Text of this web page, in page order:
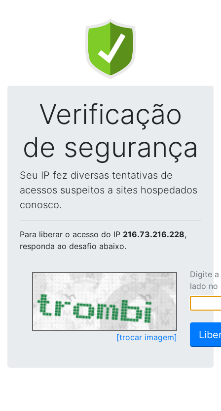
Verificação
de segurança
Seu IP fez diversas tentativas de
acessos suspeitos a sites hospedados
conosco.
Para liberar o acesso do IP 216.73.216.228,
responda ao desafio abaixo.
[trocar imagem]
Digite
lado no